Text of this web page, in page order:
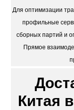
Для оптимизации
профильные
сборных партий и
Прямое
Китая